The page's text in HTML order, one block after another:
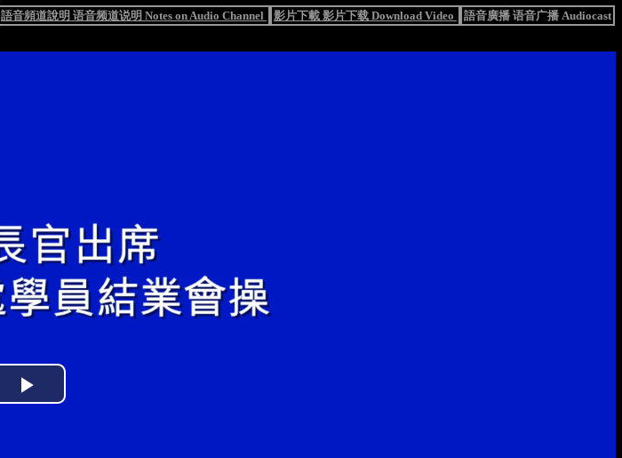
語音頻道說明 语音频道说明 Notes on Audio Channel 影片下載 影片下载 Download Video 語音廣播 语音广播 Audiocast
Play